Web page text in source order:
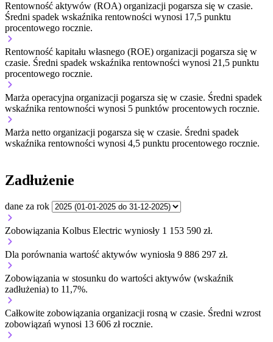
Rentowność aktywów (ROA) organizacji pogarsza się w czasie.
Średni spadek wskaźnika rentowności wynosi 17,5 punktu
procentowego rocznie.
Rentowność kapitału własnego (ROE) organizacji pogarsza się w
czasie. Średni spadek wskaźnika rentowności wynosi 21,5 punktu
procentowego rocznie.
Marża operacyjna organizacji pogarsza się w czasie. Średni spadek
wskaźnika rentowności wynosi 5 punktów procentowych rocznie.
Marża netto organizacji pogarsza się w czasie. Średni spadek
wskaźnika rentowności wynosi 4,5 punktu procentowego rocznie.
Zadłużenie
dane za rok
Zobowiązania Kolbus Electric wyniosły 1 153 590 zł.
Dla porównania wartość aktywów wyniosła 9 886 297 zł.
Zobowiązania w stosunku do wartości aktywów (wskaźnik
zadłużenia) to 11,7%.
Całkowite zobowiązania organizacji rosną w czasie. Średni wzrost
zobowiązań wynosi 13 606 zł rocznie.